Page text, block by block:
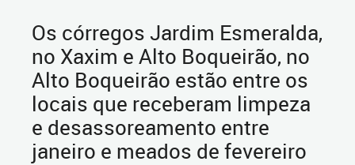
Os córregos Jardim Esmeralda,
no Xaxim e Alto Boqueirão, no
Alto Boqueirão estão entre os
locais que receberam limpeza
e desassoreamento entre
janeiro e meados de fevereiro